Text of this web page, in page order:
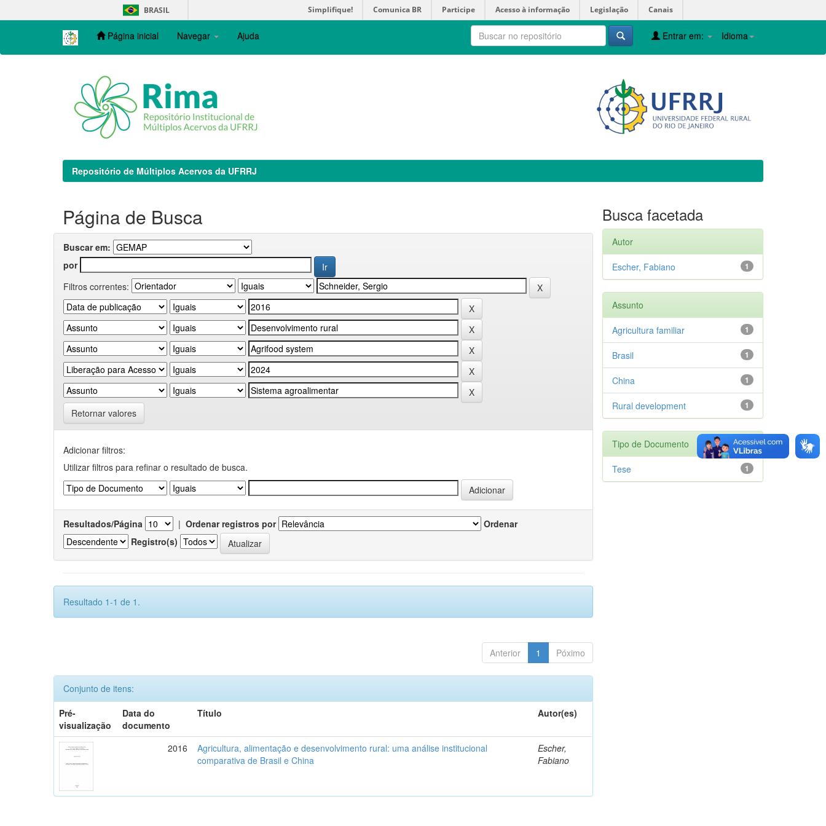
navigation
BRASIL Simplifique! Comunica BR Participe Acesso à informação Legislação Canais
Página inicial Navegar Ajuda Idioma
Entrar em:
Repositório de Múltiplos Acervos da UFRRJ
Página de Busca
Buscar em:
por
Filtros correntes:
Retornar valores
Adicionar filtros:
Utilizar filtros para refinar o resultado de busca.
Resultados/Página | Ordenar registros por
Ordenar
Registro(s)
Resultado 1-1 de 1.
Anterior 1 Póximo
Conjunto de itens:
Pré-
visualização
Data do
documento
Título Autor(es)
2016
Agricultura, alimentação e desenvolvimento rural: uma análise institucional
comparativa de Brasil e China
Escher,
Fabiano
Busca facetada
Autor
1
Escher, Fabiano
Assunto
1
Agricultura familiar
1
Brasil
1
China
1
Rural development
Tipo de Documento
1
Tese